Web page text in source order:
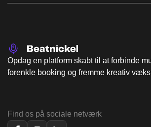
Opdag en platform skabt til at forbinde
forenkle booking og fremme kreativ
Find os på sociale netværk